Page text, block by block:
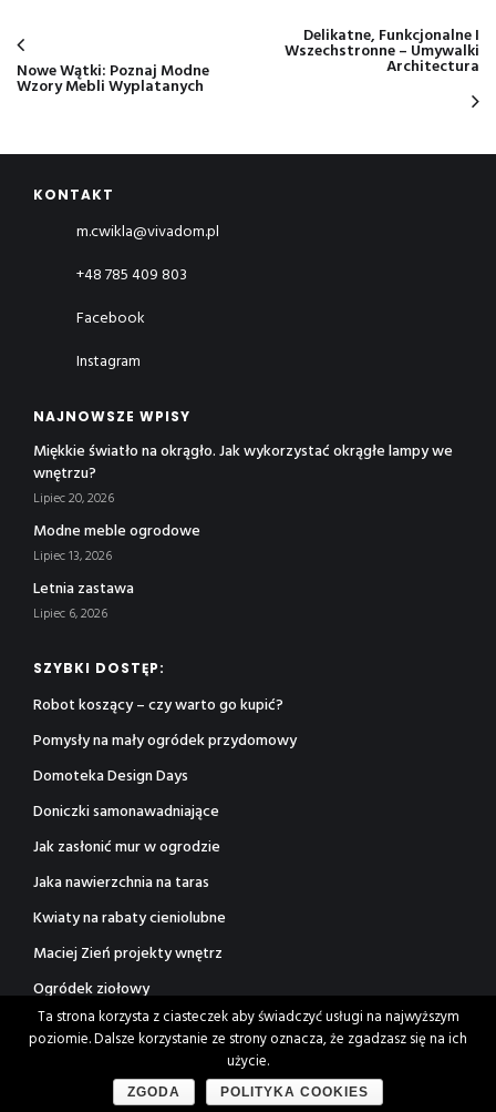
Nowe Wątki: Poznaj Modne
Wzory Mebli Wyplatanych
Delikatne, Funkcjonalne I
Wszechstronne – Umywalki
Architectura
KONTAKT
m.cwikla@vivadom.pl
+48 785 409 803
Facebook
Instagram
NAJNOWSZE WPISY
Miękkie światło na okrągło. Jak wykorzystać okrągłe lampy we
wnętrzu?
Lipiec 20, 2026
Modne meble ogrodowe
Lipiec 13, 2026
Letnia zastawa
Lipiec 6, 2026
SZYBKI DOSTĘP:
Robot koszący – czy warto go kupić?
Pomysły na mały ogródek przydomowy
Domoteka Design Days
Doniczki samonawadniające
Jak zasłonić mur w ogrodzie
Jaka nawierzchnia na taras
Kwiaty na rabaty cieniolubne
Maciej Zień projekty wnętrz
Ogródek ziołowy
Rośliny jonizujące powietrze
Ta strona korzysta z ciasteczek aby świadczyć usługi na najwyższym
poziomie. Dalsze korzystanie ze strony oznacza, że zgadzasz się na ich
użycie.
ZGODA POLITYKA COOKIES